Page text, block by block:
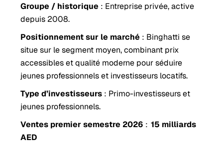
Groupe / historique : Entreprise privée, active
depuis 2008.
Positionnement sur le marché : Binghatti se
situe sur le segment moyen, combinant prix
accessibles et qualité moderne pour séduire
jeunes professionnels et investisseurs locatifs.
Type d’investisseurs : Primo-investisseurs et
jeunes professionnels.
Ventes premier semestre 2026 : 15 milliards
AED